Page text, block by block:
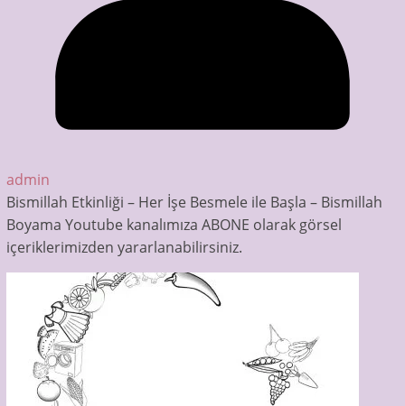
admin
Bismillah Etkinliği – Her İşe Besmele ile Başla – Bismillah
Boyama Youtube kanalımıza ABONE olarak görsel
içeriklerimizden yararlanabilirsiniz.